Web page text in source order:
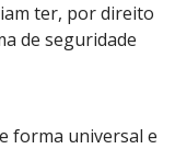
ter, por direito
de seguridade
forma universal e